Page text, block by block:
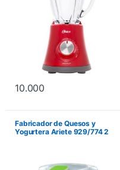
10.000
Fabricador de Quesos y
Yogurtera Ariete 929/774 2